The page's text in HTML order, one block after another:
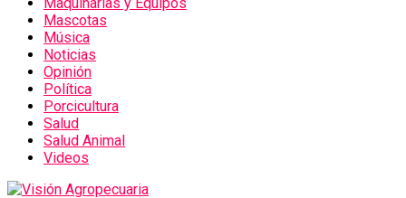
Mascotas
Música
Noticias
Opinión
Política
Porcicultura
Salud
Salud Animal
Videos